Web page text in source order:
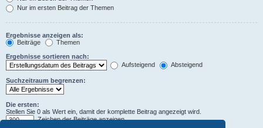
Nur im ersten Beitrag der Themen
Ergebnisse anzeigen als:
Beiträge
Themen
Ergebnisse sortieren nach:
Aufsteigend
Absteigend
Suchzeitraum begrenzen:
Die ersten:
Stellen Sie 0 als Wert ein, damit der komplette Beitrag angezeigt wird.
Zeichen der Beiträge anzeigen